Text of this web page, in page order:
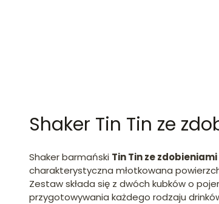
Shaker Tin Tin ze
Shaker barmański Tin Tin ze zdobieniami
charakterystyczna młotkowana
Zestaw składa się z dwóch kubków o
przygotowywania każdego rodzaju